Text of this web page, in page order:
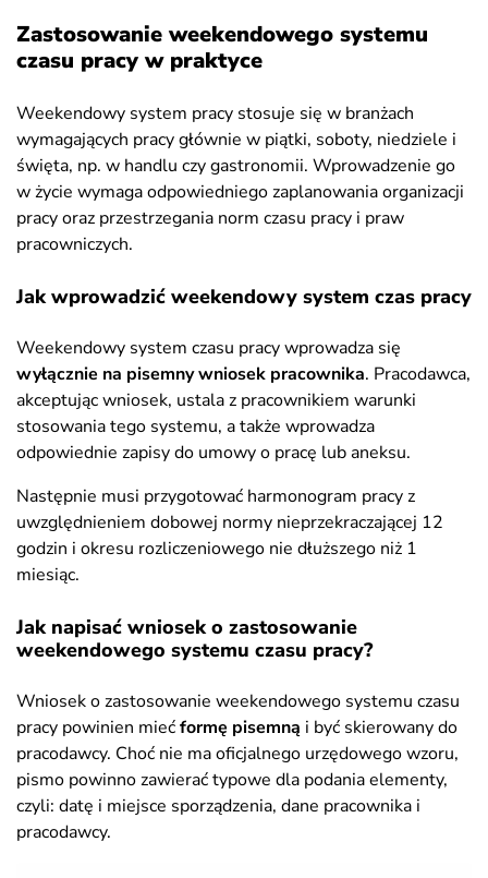
Zastosowanie weekendowego systemu
czasu pracy w praktyce
Weekendowy system pracy stosuje się w branżach
wymagających pracy głównie w piątki, soboty, niedziele i
święta, np. w handlu czy gastronomii. Wprowadzenie go
w życie wymaga odpowiedniego zaplanowania organizacji
pracy oraz przestrzegania norm czasu pracy i praw
pracowniczych.
Jak wprowadzić weekendowy system czas pracy
Weekendowy system czasu pracy wprowadza się
wyłącznie na pisemny wniosek pracownika. Pracodawca,
akceptując wniosek, ustala z pracownikiem warunki
stosowania tego systemu, a także wprowadza
odpowiednie zapisy do umowy o pracę lub aneksu.
Następnie musi przygotować harmonogram pracy z
uwzględnieniem dobowej normy nieprzekraczającej 12
godzin i okresu rozliczeniowego nie dłuższego niż 1
miesiąc.
Jak napisać wniosek o zastosowanie
weekendowego systemu czasu pracy?
Wniosek o zastosowanie weekendowego systemu czasu
pracy powinien miećformę pisemną i być skierowany do
pracodawcy. Choć nie ma oficjalnego urzędowego wzoru,
pismo powinno zawierać typowe dla podania elementy,
czyli: datę i miejsce sporządzenia, dane pracownika i
pracodawcy.